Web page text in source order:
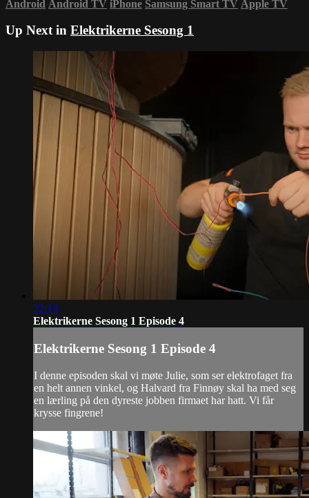
Android Android TV iPhone Samsung Smart TV Apple TV
Up Next in Elektrikerne Sesong 1
22:13
Elektrikerne Sesong 1 Episode 4
Elektrikerne Sesong 1 Episode 4
I denne episoden skal vi møte Julie, som ser elektrofaget fra
en helt annen vinkel, og Halvard fra Finnøy skal ha med seg
en lærling på den dyreste jobben firmaet har hatt. Vi får
krysse fingrene!